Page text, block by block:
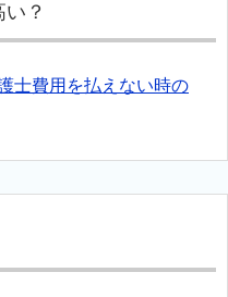
？
士費用を払えない時の